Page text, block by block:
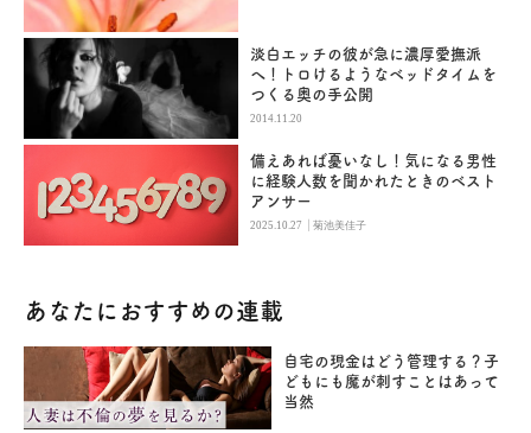
淡白エッチの彼が急に濃厚愛撫派
へ！トロけるようなベッドタイムを
つくる奥の手公開
2014.11.20
備えあれば憂いなし！気になる男性
に経験人数を聞かれたときのベスト
アンサー
2025.10.27 |菊池美佳子
あなたにおすすめの連載
自宅の現金はどう管理する？子
どもにも魔が刺すことはあって
当然